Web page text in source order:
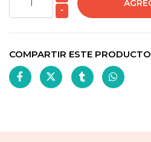
-
COMPARTIR ESTE PRODUCTO